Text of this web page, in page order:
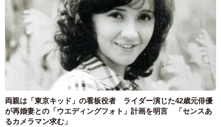
「彼が『犬として当たり前の幸せ』を初めて知った瞬間だ
ったはずです。私の方が勇気をもらい同時に切ない気持ち
にもなりました」
両親は「東京キッド」の看板役者 ライダー演じた42歳元俳優
が再婚妻との「ウエディングフォト」計画を明言 「センスあ
るカメラマン求む」